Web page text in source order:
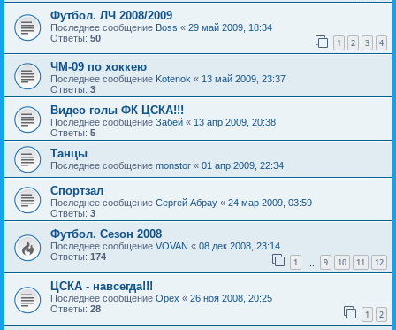
Футбол. ЛЧ 2008/2009
Последнее сообщение Boss « 29 май 2009, 18:34
Ответы: 50 1 2 3 4
ЧМ-09 по хоккею
Последнее сообщение Kotenok « 13 май 2009, 23:37
Ответы: 3
Видео голы ФК ЦСКА!!!
Последнее сообщение Забей « 13 апр 2009, 20:38
Ответы: 5
Танцы
Последнее сообщение monstor « 01 апр 2009, 22:34
Спортзал
Последнее сообщение Сергей Абрау « 24 мар 2009, 03:59
Ответы: 3
Футбол. Сезон 2008
Последнее сообщение VOVAN « 08 дек 2008, 23:14
Ответы: 174 1 9 10 11 12
ЦСКА - навсегда!!!
Последнее сообщение Орех « 26 ноя 2008, 20:25
Ответы: 28 1 2